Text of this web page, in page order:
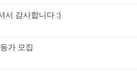
서 감사합니다 :)
가 모집